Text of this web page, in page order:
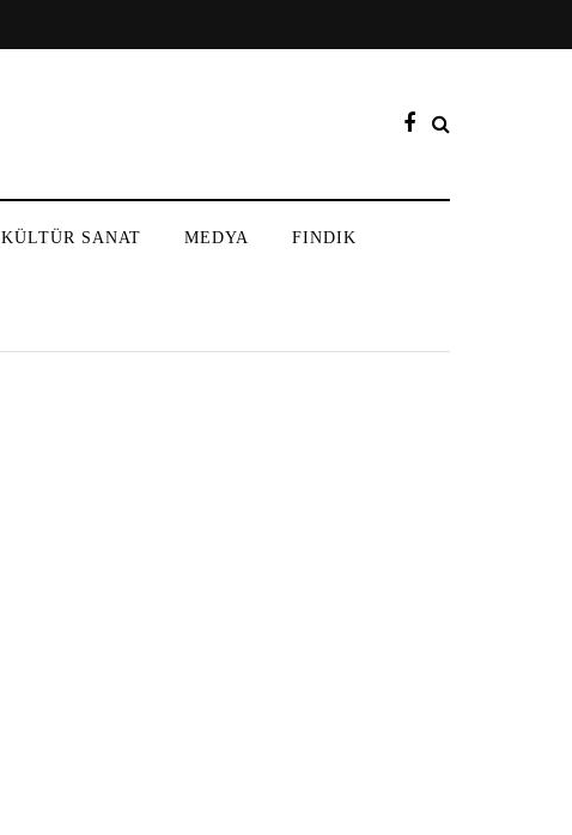
KÜLTÜR SANAT MEDYA FINDIK